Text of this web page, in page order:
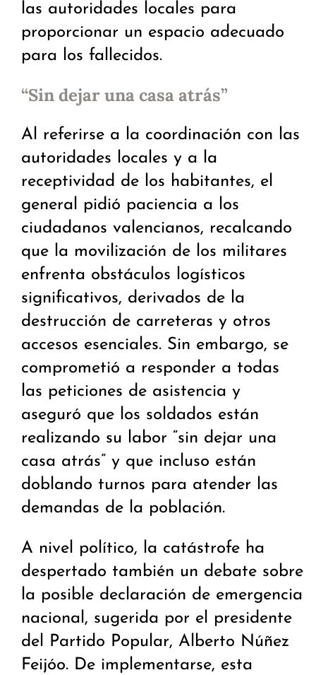
las autoridades locales para
proporcionar un espacio adecuado
para los fallecidos.
“Sin dejar una casa atrás”
Al referirse a la coordinación con las
autoridades locales y a la
receptividad de los habitantes, el
general pidió paciencia a los
ciudadanos valencianos, recalcando
que la movilización de los militares
enfrenta obstáculos logísticos
significativos, derivados de la
destrucción de carreteras y otros
accesos esenciales. Sin embargo, se
comprometió a responder a todas
las peticiones de asistencia y
aseguró que los soldados están
realizando su labor “sin dejar una
casa atrás” y que incluso están
doblando turnos para atender las
demandas de la población.
A nivel político, la catástrofe ha
despertado también un debate sobre
la posible declaración de emergencia
nacional, sugerida por el presidente
del Partido Popular, Alberto Núñez
Feijóo. De implementarse, esta